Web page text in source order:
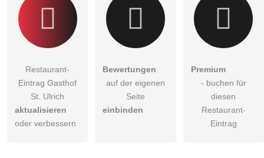
Restaurant-
Eintrag Gasthof
St. Ulrich
aktualisieren
oder verbessern
Bewertungen
auf der eigenen
Seite
einbinden
Premium
- buchen für
diesen
Restaurant-
Eintrag